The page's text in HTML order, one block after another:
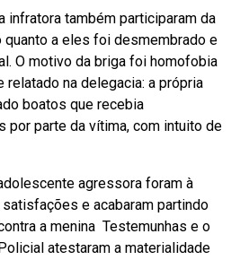
infratora também participaram da
a eles foi desmembrado e
O motivo da briga foi homofobia
relatado na delegacia: a própria
boatos que recebia
por parte da vítima, com intuito de
agressora foram à
e acabaram partindo
a menina Testemunhas e o
atestaram a materialidade